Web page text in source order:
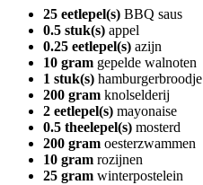
25 eetlepel(s) BBQ saus
0.5 stuk(s) appel
0.25 eetlepel(s) azijn
10 gram gepelde walnoten
1 stuk(s) hamburgerbroodje
200 gram knolselderij
2 eetlepel(s) mayonaise
0.5 theelepel(s) mosterd
200 gram oesterzwammen
10 gram rozijnen
25 gram winterpostelein